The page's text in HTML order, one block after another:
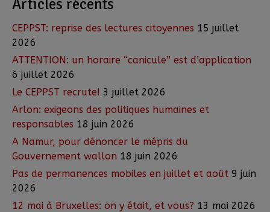
CEPPST: reprise des lectures citoyennes 15 juillet
2026
ATTENTION: un horaire “canicule” est d’application
6 juillet 2026
Le CEPPST recrute! 3 juillet 2026
Arlon: exigeons des politiques humaines et
responsables 18 juin 2026
A Namur, pour dénoncer le mépris du
Gouvernement wallon 18 juin 2026
Pas de permanences mobiles en juillet et août 9 juin
2026
12 mai à Bruxelles: on y était, et vous? 13 mai 2026